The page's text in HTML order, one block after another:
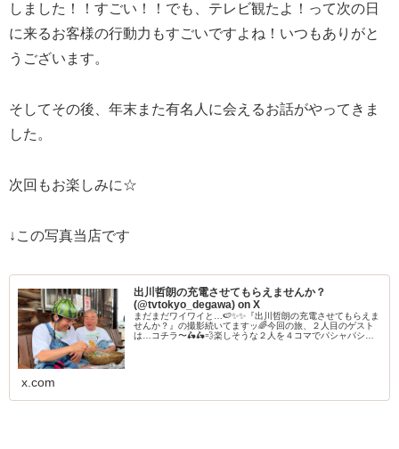
しました！！すごい！！でも、テレビ観たよ！って次の日
に来るお客様の行動力もすごいですよね！いつもありがと
うございます。
そしてその後、年末また有名人に会えるお話がやってきま
した。
次回もお楽しみに☆
↓この写真当店です
出川哲朗の充電させてもらえませんか？
(@tvtokyo_degawa) on X
まだまだワイワイと…🍉✨✨『出川哲朗の充電させてもらえま
せんか？』の撮影続いてますッ🌈今回の旅、２人目のゲスト
は…コチラ〜🛵🛵💨楽しそうな２人を４コマでパシャパシャ
x.com